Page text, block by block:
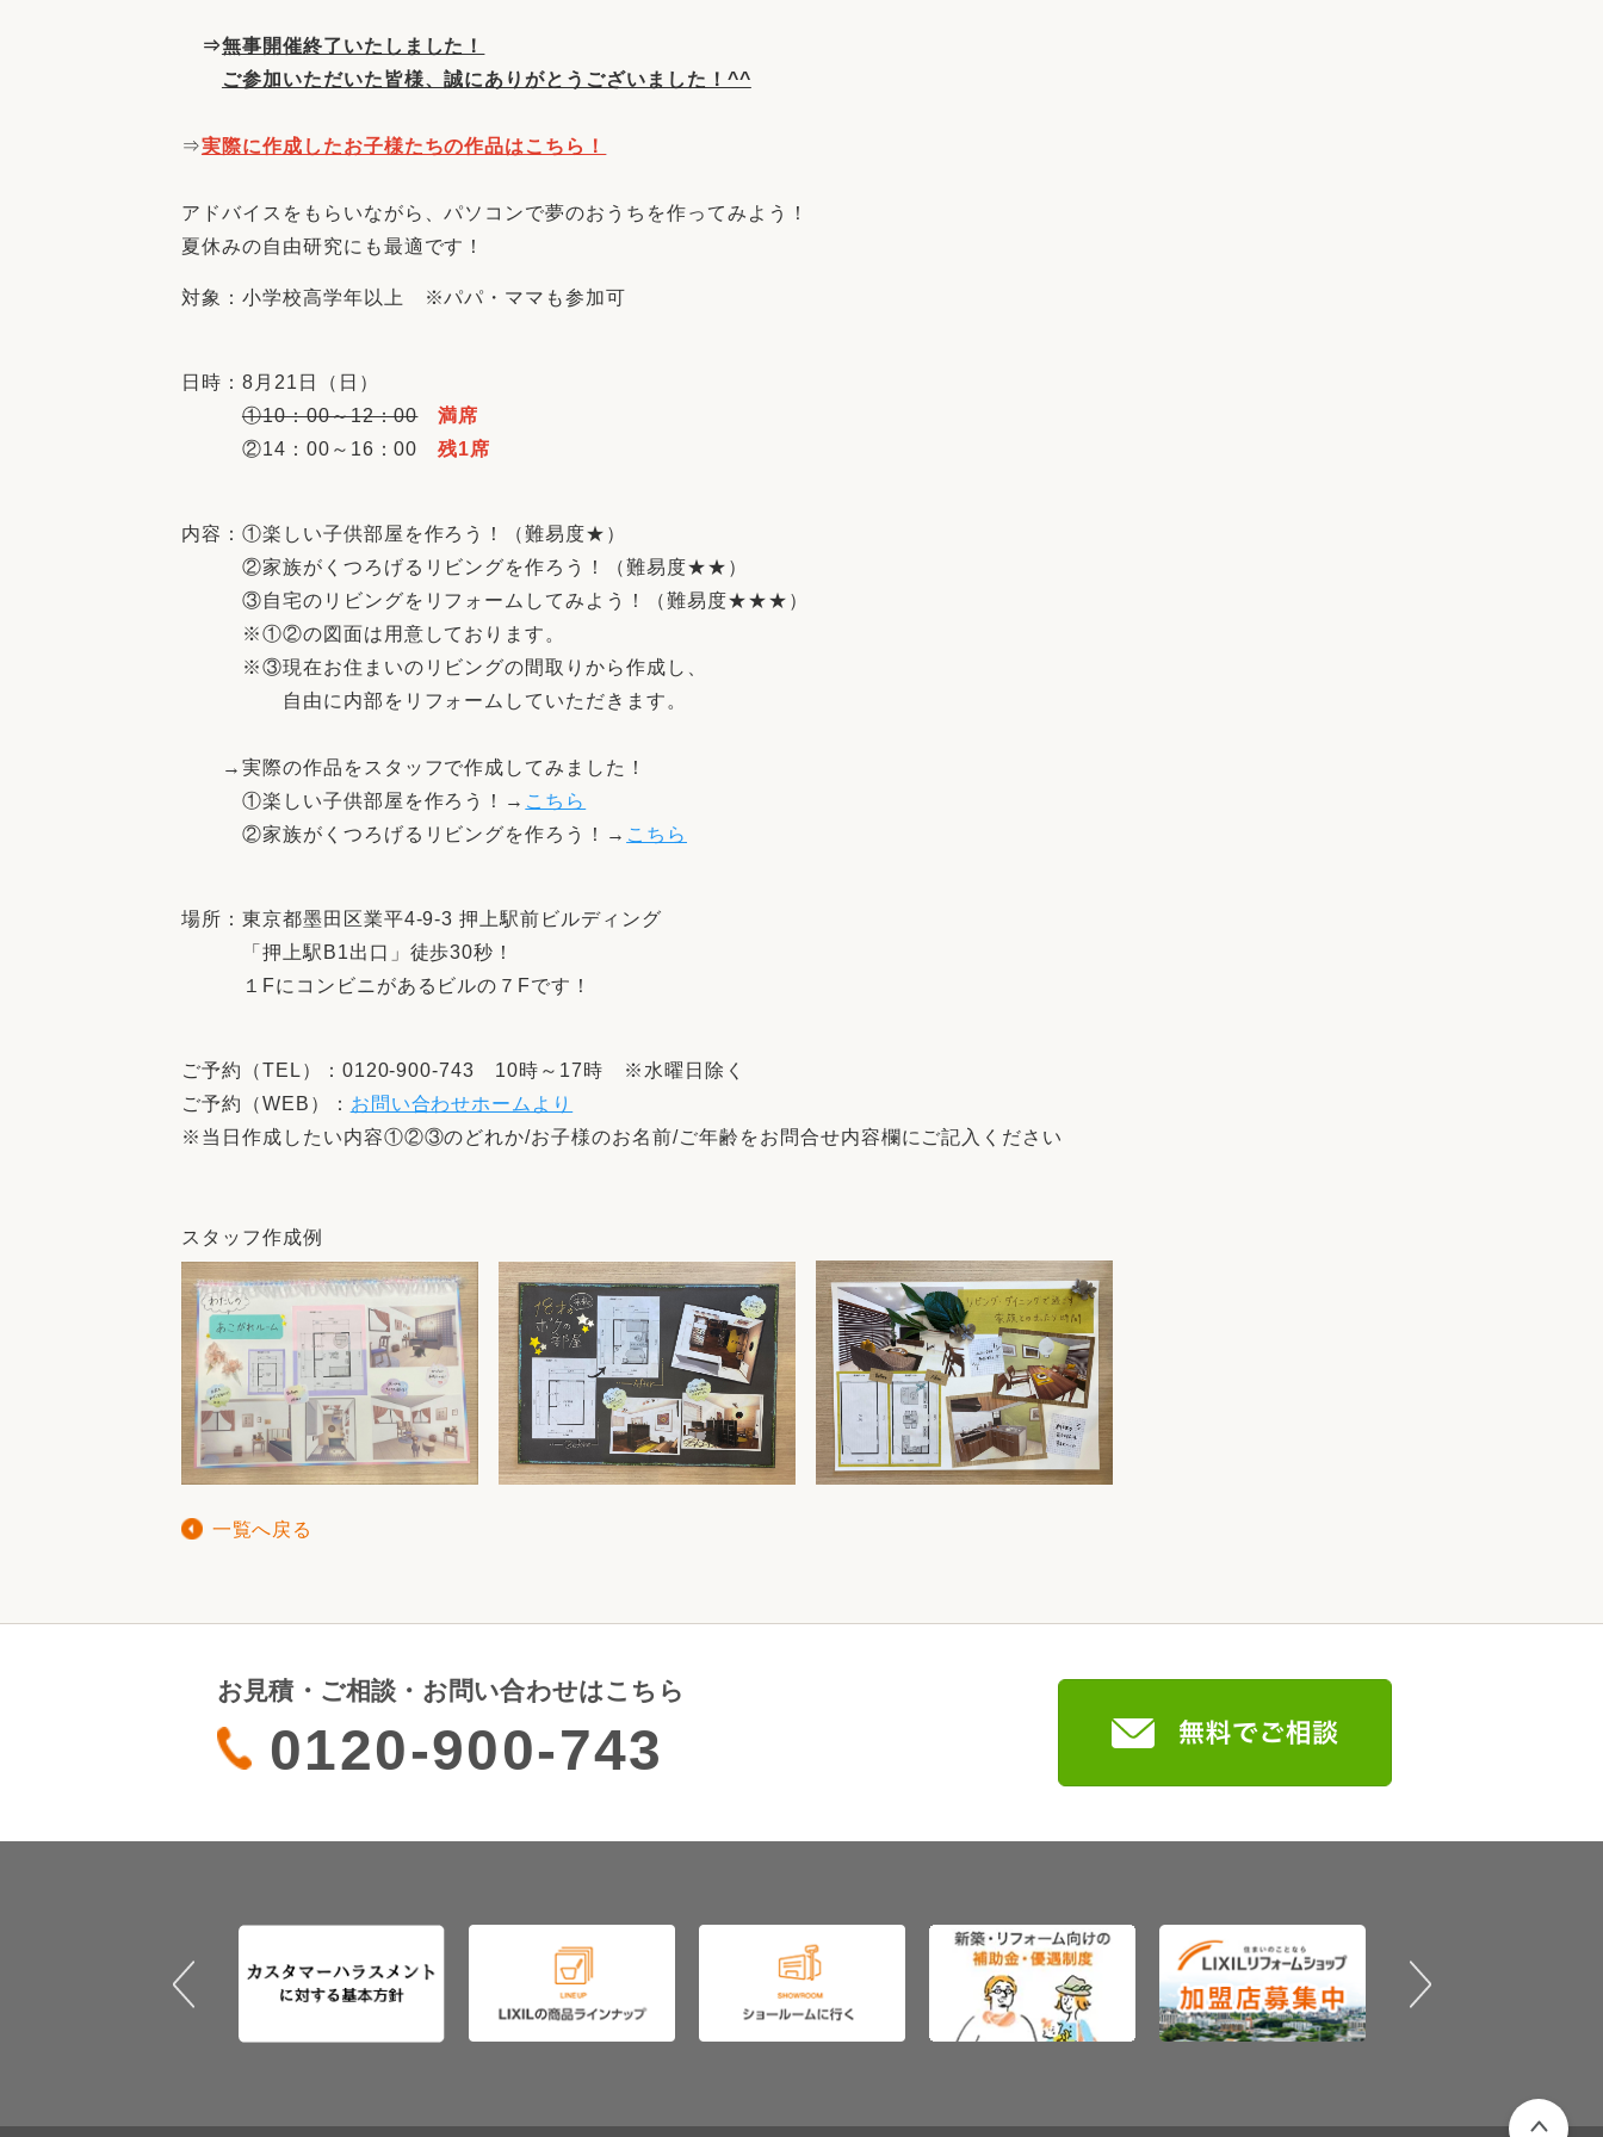
⇒無事開催終了いたしました！
ご参加いただいた皆様、誠にありがとうございました！^^
⇒実際に作成したお子様たちの作品はこちら！
アドバイスをもらいながら、パソコンで夢のおうちを作ってみよう！
夏休みの自由研究にも最適です！
対象：小学校高学年以上 ※パパ・ママも参加可
日時：8月21日（日）
①10：00～12：00
満席
②14：00～16：00残1席
内容：①楽しい子供部屋を作ろう！（難易度★）
②家族がくつろげるリビングを作ろう！（難易度★★）
③自宅のリビングをリフォームしてみよう！（難易度★★★）
※①②の図面は用意しております。
※③現在お住まいのリビングの間取りから作成し、
自由に内部をリフォームしていただきます。
→実際の作品をスタッフで作成してみました！
①楽しい子供部屋を作ろう！→ こちら
②家族がくつろげるリビングを作ろう！→ こちら
場所：東京都墨田区業平4-9-3 押上駅前ビルディング
「押上駅B1出口」徒歩30秒！
１Fにコンビニがあるビルの７Fです！
ご予約（TEL）：0120-900-743 10時～17時 ※水曜日除く
ご予約（WEB）： お問い合わせホームより
※当日作成したい内容①②③のどれか/お子様のお名前/ご年齢をお問合せ内容欄にご記入ください
スタッフ作成例
一覧へ戻る
お見積・ご相談・お問い合わせはこちら
0120-900-743